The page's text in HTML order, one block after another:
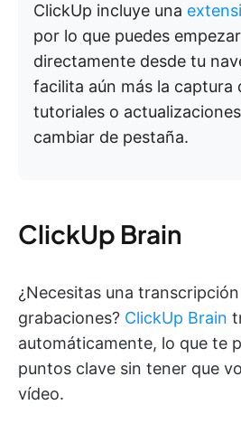
ClickUp incluye una
por lo que puedes
directamente desde tu
facilita aún más la captura
tutoriales o
cambiar de pestaña.
ClickUp Brain
¿Necesitas una
grabaciones? ClickUp Brain
automáticamente, lo que te
puntos clave sin tener que
vídeo.